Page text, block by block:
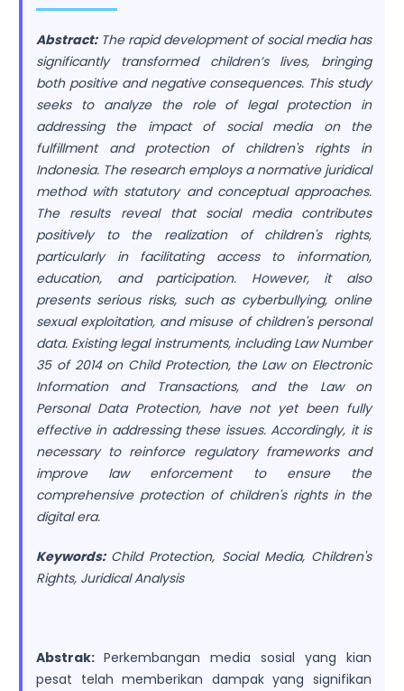
Abstract: The rapid development of social media has
significantly transformed children’s lives, bringing
both positive and negative consequences. This study
seeks to analyze the role of legal protection in
addressing the impact of social media on the
fulfillment and protection of children's rights in
Indonesia. The research employs a normative juridical
method with statutory and conceptual approaches.
The results reveal that social media contributes
positively to the realization of children's rights,
particularly in facilitating access to information,
education, and participation. However, it also
presents serious risks, such as cyberbullying, online
sexual exploitation, and misuse of children's personal
data. Existing legal instruments, including Law Number
35 of 2014 on Child Protection, the Law on Electronic
Information and Transactions, and the Law on
Personal Data Protection, have not yet been fully
effective in addressing these issues. Accordingly, it is
necessary to reinforce regulatory frameworks and
improve law enforcement to ensure the
comprehensive protection of children's rights in the
digital era.
Keywords: Child Protection, Social Media, Children's
Rights, Juridical Analysis
Abstrak: Perkembangan media sosial yang kian
pesat telah memberikan dampak yang signifikan